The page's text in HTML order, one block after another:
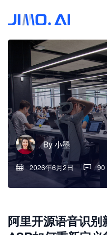
By小墨
2026年6月2日 90
阿里开源语音识